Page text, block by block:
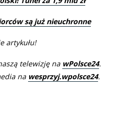
są już nieuchronne
artykułu!
telewizję na wPolsce24.
na wesprzyj.wpolsce24.